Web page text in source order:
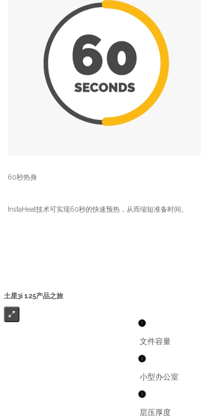
60秒热身
InstaHeat技术可实现60秒的快速预热，从而缩短准备时间。
土星3i 125产品之旅
文件容量
小型办公室
层压厚度